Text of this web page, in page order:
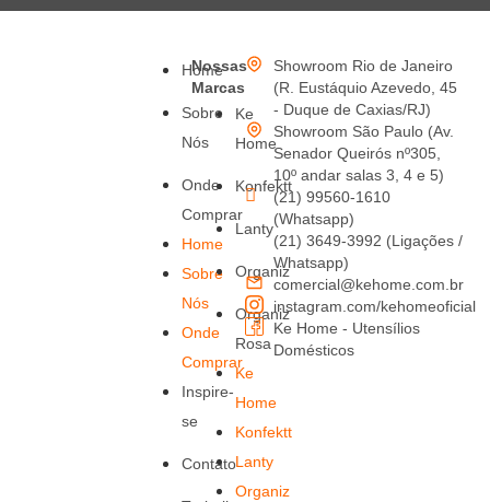
Home
Sobre
Nós
Onde
Comprar
Home
Sobre
Nós
Onde
Comprar
Inspire-
se
Contato
Nossas
Marcas
Ke
Home
Konfektt
Lanty
Organiz
Organiz
Rosa
Ke
Home
Konfektt
Lanty
Organiz
Showroom Rio de Janeiro
(R. Eustáquio Azevedo, 45
- Duque de Caxias/RJ)
Showroom São Paulo (Av.
Senador Queirós nº305,
10º andar salas 3, 4 e 5)
(21) 99560-1610
(Whatsapp)
(21) 3649-3992 (Ligações /
Whatsapp)
comercial@kehome.com.br
instagram.com/kehomeoficial
Ke Home - Utensílios
Domésticos